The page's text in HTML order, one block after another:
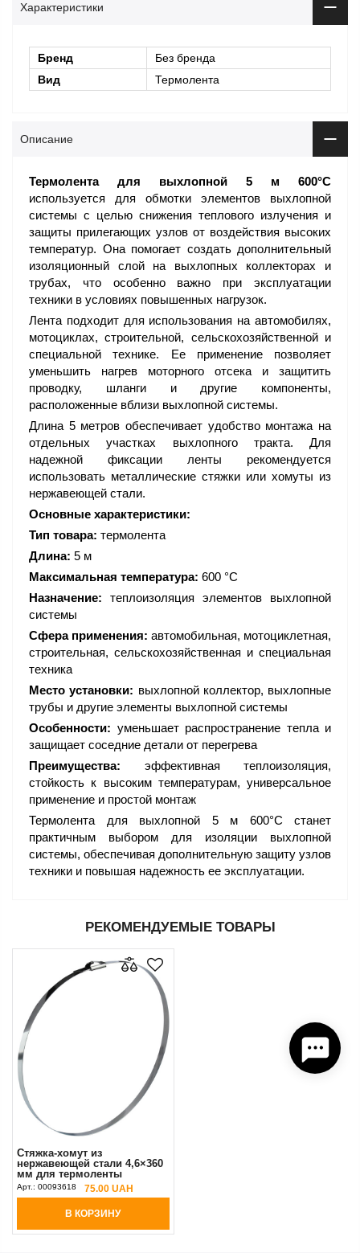
Характеристики
Бренд
Без бренда
Вид
Термолента
Описание
Термолента для выхлопной 5 м 600°С
используется для обмотки элементов выхлопной
системы с целью снижения теплового излучения и
защиты прилегающих узлов от воздействия высоких
температур. Она помогает создать дополнительный
изоляционный слой на выхлопных коллекторах и
трубах, что особенно важно при эксплуатации
техники в условиях повышенных нагрузок.
Лента подходит для использования на автомобилях,
мотоциклах, строительной, сельскохозяйственной и
специальной технике. Ее применение позволяет
уменьшить нагрев моторного отсека и защитить
проводку, шланги и другие компоненты,
расположенные вблизи выхлопной системы.
Длина 5 метров обеспечивает удобство монтажа на
отдельных участках выхлопного тракта. Для
надежной фиксации ленты рекомендуется
использовать металлические стяжки или хомуты из
нержавеющей стали.
Основные характеристики:
Тип товара: термолента
Длина: 5 м
Максимальная температура: 600 °С
Назначение: теплоизоляция элементов выхлопной
системы
Сфера применения: автомобильная, мотоциклетная,
строительная, сельскохозяйственная и специальная
техника
Место установки: выхлопной коллектор, выхлопные
трубы и другие элементы выхлопной системы
Особенности: уменьшает распространение тепла и
защищает соседние детали от перегрева
Преимущества: эффективная теплоизоляция,
стойкость к высоким температурам, универсальное
применение и простой монтаж
Термолента для выхлопной 5 м 600°С станет
практичным выбором для изоляции выхлопной
системы, обеспечивая дополнительную защиту узлов
техники и повышая надежность ее эксплуатации.
РЕКОМЕНДУЕМЫЕ ТОВАРЫ
Стяжка-хомут из
нержавеющей стали 4,6×360
мм для термоленты
Арт.: 00093618 75.00 UAH
В КОРЗИНУ